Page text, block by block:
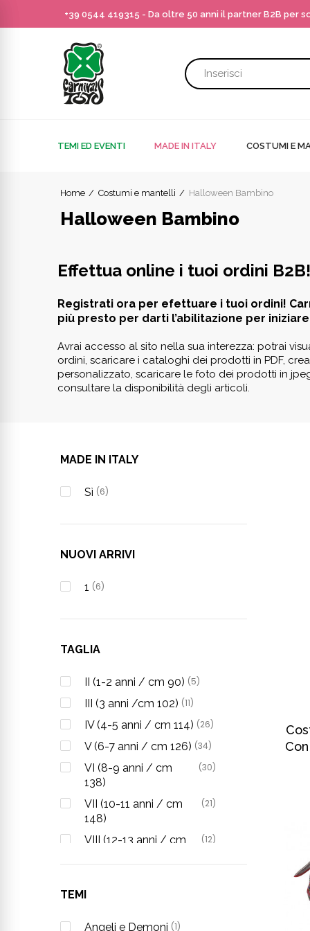
+39 0544 419315 - Da oltre 50 anni il partner B2B per
TEMI ED EVENTI MADE IN ITALY COSTUMI E
Halloween Bambino
Home Costumi e mantelli Halloween Bambino
Effettua online i tuoi ordini B2B!
Registrati ora per efettuare i tuoi ordini!
più presto per darti l’abilitazione per
Avrai accesso al sito nella sua interezza: potrai
ordini, scaricare i cataloghi dei prodotti in PDF,
personalizzato, scaricare le foto dei prodotti in
consultare la disponibilità degli articoli.
MADE IN ITALY
Sì (6)
NUOVI ARRIVI
1 (6)
TAGLIA
II (1-2 anni / cm 90) (5)
III (3 anni /cm 102) (11)
IV (4-5 anni / cm 114) (26)
V (6-7 anni / cm 126) (34)
VI (8-9 anni / cm
138)
(30)
VII (10-11 anni / cm
148)
(21)
VIII (12-13 anni / cm
(12)
cm 114-126)
cm 126-138)
TEMI
Angeli e Demoni (1)